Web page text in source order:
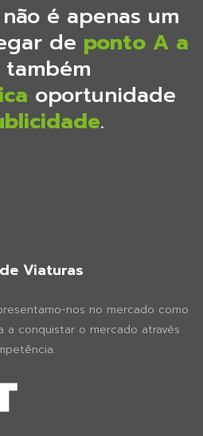
não é apenas um
de ponto A a
oportunidade
.
Viaturas
nos no mercado como
a conquistar o mercado através